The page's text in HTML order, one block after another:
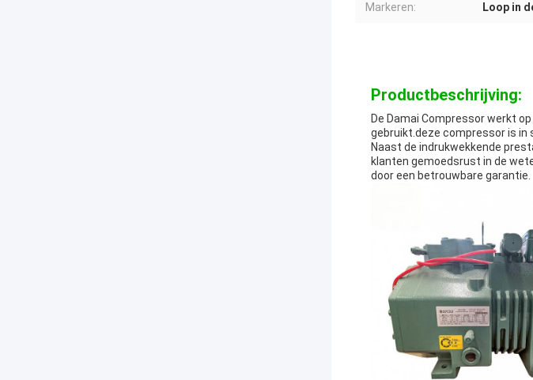
Markeren: Loop in
Productbeschrijving:
De Damai Compressor werkt
gebruikt.deze compressor is
Naast de indrukwekkende
klanten gemoedsrust in de
door een betrouwbare garantie.